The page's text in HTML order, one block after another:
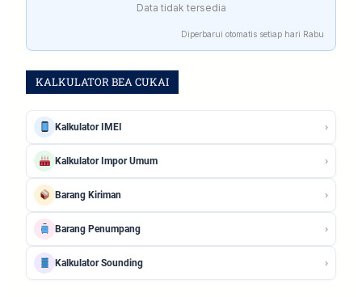
Data tidak tersedia
Diperbarui otomatis setiap hari Rabu
KALKULATOR BEA CUKAI
Kalkulator IMEI ›
Kalkulator Impor Umum ›
Barang Kiriman ›
Barang Penumpang ›
Kalkulator Sounding ›